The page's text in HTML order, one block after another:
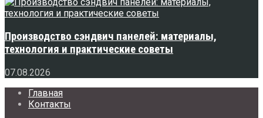
Производство сэндвич панелей: материалы,
технология и практические советы
07.08.2026
Главная
Контакты